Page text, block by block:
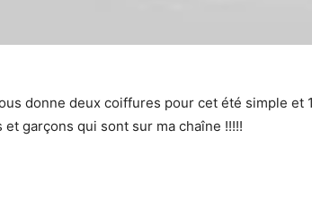
donne deux coiffures pour cet été simple et
et garçons qui sont sur ma chaîne !!!!!